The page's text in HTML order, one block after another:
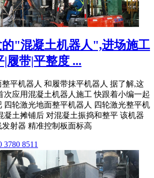
的"混凝土机器人",进场施工
|履带|平整度 ...
整平机器人 和履带抹平机器人 据了解,这
次应用混凝土机器人施工 快跟着小编一起
四轮激光地面整平机器人 四轮激光整平机
凝土摊铺后 对混凝土振捣和整平 该机器
发射器 精准控制板面标高
8511